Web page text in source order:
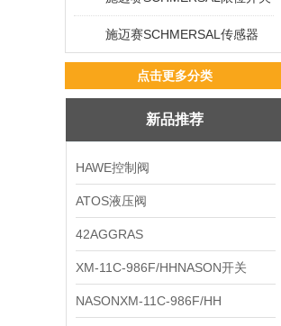
施迈赛SCHMERSAL传感器
点击更多分类
新品推荐
HAWE控制阀
ATOS液压阀
42AGGRAS
XM-11C-986F/HHNASON开关
NASONXM-11C-986F/HH